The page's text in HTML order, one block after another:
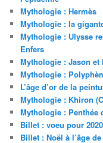
Mythologie : Hermès
Mythologie : la
Mythologie : Ulysse
Enfers
Mythologie : Jason et
Mythologie :
L’âge d’or de la
Mythologie : Khiron
Mythologie : Penthée
Billet : voeu pour 2020
Billet : Noël à l’âge